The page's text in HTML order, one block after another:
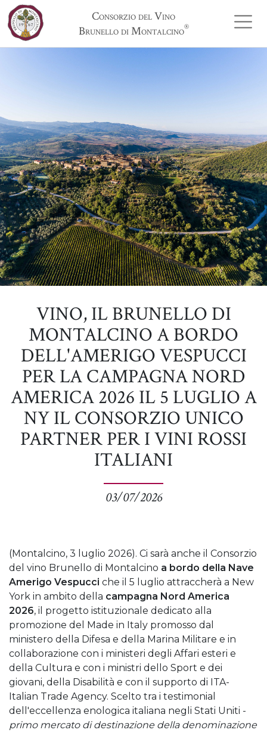
Consorzio del Vino
Brunello di Montalcino®
VINO, IL BRUNELLO DI
MONTALCINO A BORDO
DELL'AMERIGO VESPUCCI
PER LA CAMPAGNA NORD
AMERICA 2026 IL 5 LUGLIO A
NY IL CONSORZIO UNICO
PARTNER PER I VINI ROSSI
ITALIANI
03/07/2026
(Montalcino, 3 luglio 2026). Ci sarà anche il Consorzio
del vino Brunello di Montalcino a bordo della Nave
Amerigo Vespucci che il 5 luglio attraccherà a New
York in ambito della campagna Nord America
2026, il progetto istituzionale dedicato alla
promozione del Made in Italy promosso dal
ministero della Difesa e della Marina Militare e in
collaborazione con i ministeri degli Affari esteri e
della Cultura e con i ministri dello Sport e dei
giovani, della Disabilità e con il supporto di ITA-
Italian Trade Agency. Scelto tra i testimonial
dell'eccellenza enologica italiana negli Stati Uniti -
primo mercato di destinazione della denominazione